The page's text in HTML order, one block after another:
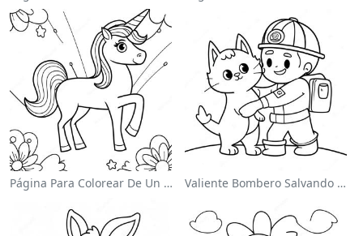
Página Para Colorear De Un Unicornio Mágico En Un Arcoíris Valiente Bombero Salvando Un Gato Para Colorear